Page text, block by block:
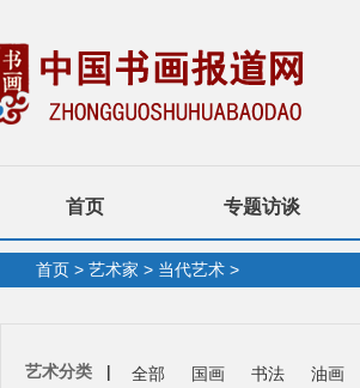
首页 专题访谈
首页 > 艺术家 > 当代艺术 >
艺术分类 | 全部 国画 书法 油画